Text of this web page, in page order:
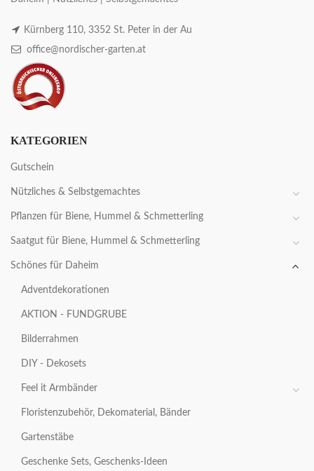
Kürnberg 110, 3352 St. Peter in der Au
office@nordischer-garten.at
KATEGORIEN
Gutschein
Nützliches & Selbstgemachtes
Pflanzen für Biene, Hummel & Schmetterling
Saatgut für Biene, Hummel & Schmetterling
Schönes für Daheim
Adventdekorationen
AKTION - FUNDGRUBE
Bilderrahmen
DIY - Dekosets
Feel it Armbänder
Floristenzubehör, Dekomaterial, Bänder
Gartenstäbe
Geschenke Sets, Geschenks-Ideen